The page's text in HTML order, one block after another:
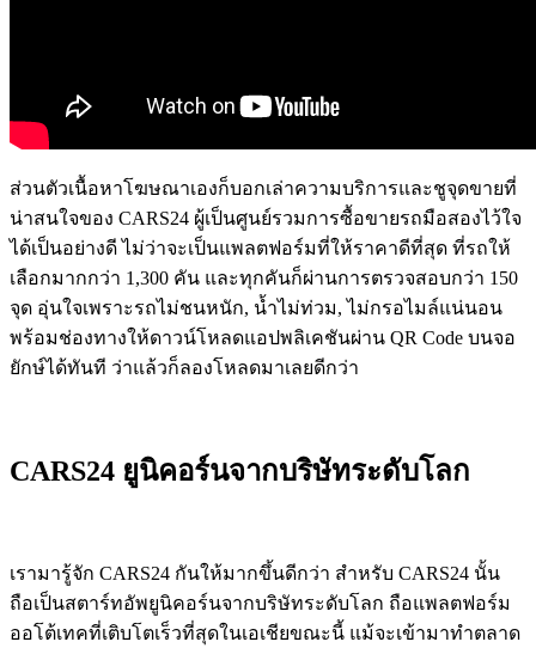
ส่วนตัวเนื้อหาโฆษณาเองก็บอกเล่าความบริการและชูจุดขายที่
น่าสนใจของ CARS24 ผู้เป็นศูนย์รวมการซื้อขายรถมือสองไว้ใจ
ได้เป็นอย่างดี ไม่ว่าจะเป็นแพลตฟอร์มที่ให้ราคาดีที่สุด ที่รถให้
เลือกมากกว่า 1,300 คัน และทุกคันก็ผ่านการตรวจสอบกว่า 150
จุด อุ่นใจเพราะรถไม่ชนหนัก, น้ำไม่ท่วม, ไม่กรอไมล์แน่นอน
พร้อมช่องทางให้ดาวน์โหลดแอปพลิเคชันผ่าน QR Code บนจอ
ยักษ์ได้ทันที ว่าแล้วก็ลองโหลดมาเลยดีกว่า
CARS24 ยูนิคอร์นจากบริษัทระดับโลก
เรามารู้จัก CARS24 กันให้มากขึ้นดีกว่า สำหรับ CARS24 นั้น
ถือเป็นสตาร์ทอัพยูนิคอร์นจากบริษัทระดับโลก ถือแพลตฟอร์ม
ออโต้เทคที่เติบโตเร็วที่สุดในเอเชียขณะนี้ แม้จะเข้ามาทำตลาด